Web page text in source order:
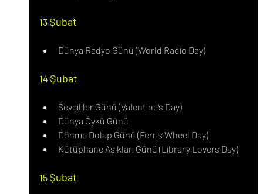
13 Şubat
Dünya Radyo Günü (World Radio Day)
14 Şubat
Sevgililer Günü (Valentine’s Day)
Dünya Öykü Günü
Dönme Dolap Günü (Ferris Wheel Day)
Kütüphane Aşıkları Günü (Library Lovers Day)
15 Şubat